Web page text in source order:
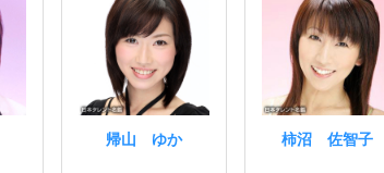
帰山 ゆか 柿沼 佐智子